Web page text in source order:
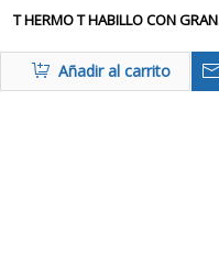
T HERMO T HABILLO CON GRAN
DE SECRO
Añadir al carrito